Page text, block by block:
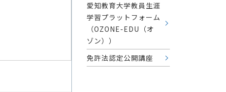
愛知教育大学教員生涯
学習プラットフォーム
（OZONE-EDU（オ
ゾン））
免許法認定公開講座